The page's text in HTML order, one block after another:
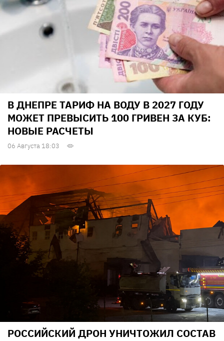
В ДНЕПРЕ ТАРИФ НА ВОДУ В 2027 ГОДУ
МОЖЕТ ПРЕВЫСИТЬ 100 ГРИВЕН ЗА КУБ:
НОВЫЕ РАСЧЕТЫ
06 Августа 18:03
РОССИЙСКИЙ ДРОН УНИЧТОЖИЛ СОСТАВ